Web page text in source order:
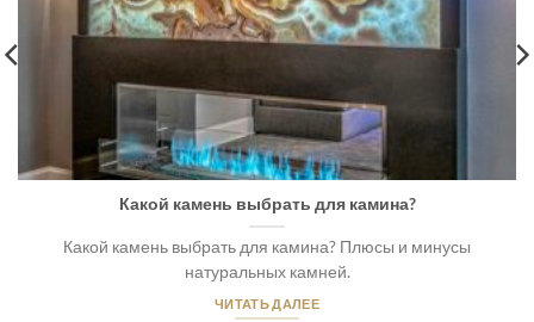
Как выбрать фаску кромки столешницы из гранита и
мрамора?
Выбор идеальной фаски кромки столешницы может быть
таким же важным решением, как и сама столешница. [...]
ЧИТАТЬ ДАЛЕЕ